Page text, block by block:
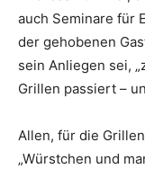
auch Seminare für
der gehobenen
sein Anliegen sei,
Grillen passiert –
Allen, für die
„Würstchen und